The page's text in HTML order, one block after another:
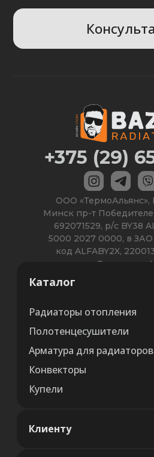
Каталог
Радиаторы отопления
Полотенцесушители
Арматура для радиаторов
Конвекторы
Купели
Клиенту